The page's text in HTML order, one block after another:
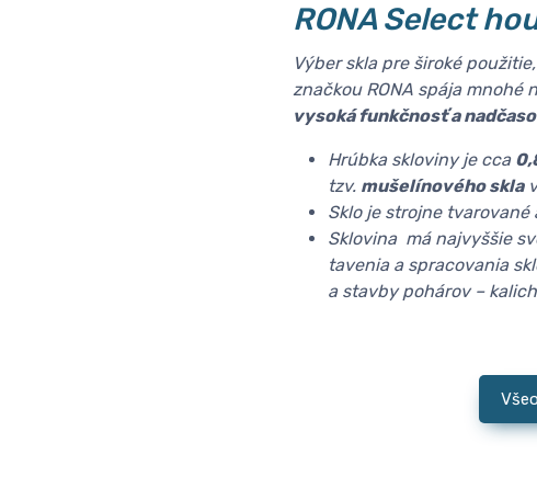
RONA Select
Výber skla pre široké
značkou RONA spája
vysoká funkčnosť a
Hrúbka skloviny je cca
tzv. mušelínového sklav
Sklo je strojne
Sklovina má najvyššie
tavenia a spracovania
a stavby pohárov –